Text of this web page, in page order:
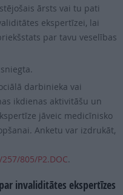
ārsts vai tu pati
ekspertīzei, lai
par tavu veselības
darbinieka vai
ikdienas aktivitāšu un
jāveic medicīnisko
Anketu var izdrukāt,
805/P2.DOC.
invaliditātes ekspertīzes